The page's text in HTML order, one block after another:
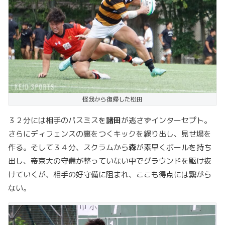
怪我から復帰した松田
３２分には相手のパスミスを諸田が逃さずインターセプト。
さらにディフェンスの裏をつくキックを繰り出し、見せ場を
作る。そして３４分、スクラムから森が素早くボールを持ち
出し、帝京大の守備が整っていない中でグラウンドを駆け抜
けていくが、相手の好守備に阻まれ、ここも得点には繋がら
ない。